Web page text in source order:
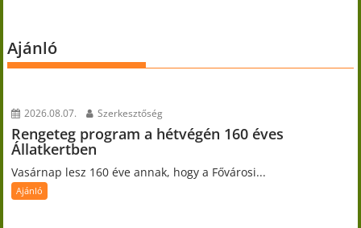
Ajánló
2026.08.07. Szerkesztőség
Rengeteg program a hétvégén 160 éves
Állatkertben
Vasárnap lesz 160 éve annak, hogy a Fővárosi...
Ajánló